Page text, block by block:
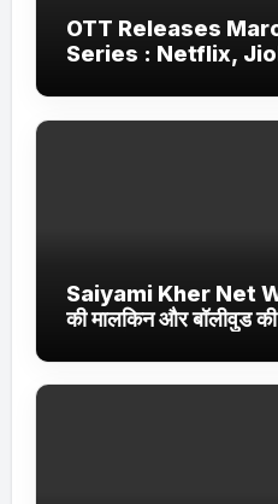
OTT Releases
Series : Netflix, JioHotstar और Ultra
Saiyami Kher Net
की मालकिन और बॉलीवुड की